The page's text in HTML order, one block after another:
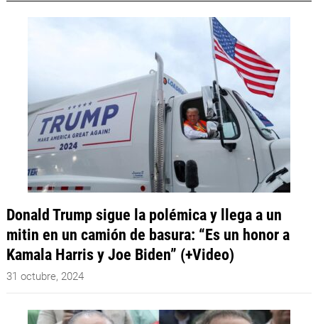
Donald Trump sigue la polémica y llega a un
mitin en un camión de basura: “Es un honor a
Kamala Harris y Joe Biden” (+Video)
31 octubre, 2024